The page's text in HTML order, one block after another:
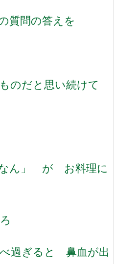
質問の答えを
のだと思い続けて
ん」 が お料理に
べ過ぎると 鼻血が出